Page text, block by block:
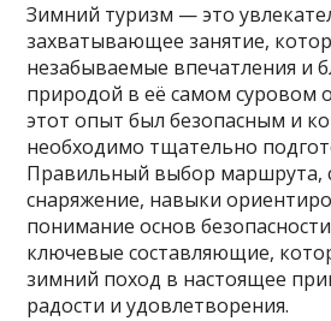
Зимний туризм — это
захватывающее занятие,
незабываемые впечатления и
природой в её самом суровом
этот опыт был безопасным и
необходимо тщательно
Правильный выбор маршрута,
снаряжение, навыки
понимание основ
ключевые составляющие,
зимний поход в настоящее
радости и удовлетворения.